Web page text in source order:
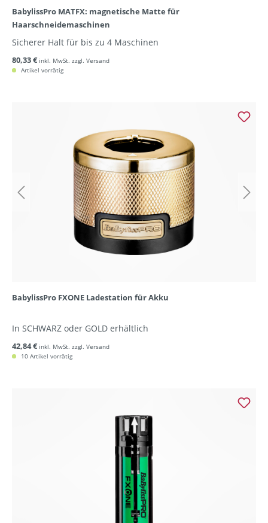
BabylissPro MATFX: magnetische Matte für
Haarschneidemaschinen
Sicherer Halt für bis zu 4 Maschinen
80,33 € inkl. MwSt. zzgl. Versand
Artikel vorrätig
BabylissPro FXONE Ladestation für Akku
In SCHWARZ oder GOLD erhältlich
42,84 € inkl. MwSt. zzgl. Versand
10 Artikel vorrätig